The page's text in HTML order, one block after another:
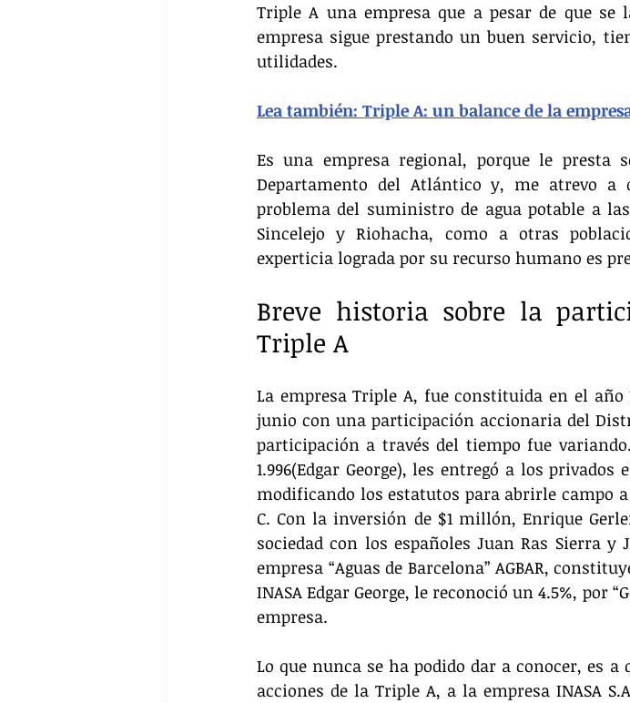
Triple A una empresa que a pesar de que se
empresa sigue prestando un buen servicio,
utilidades.
Lea también: Triple A: un balance de la
Es una empresa regional, porque le presta
Departamento del Atlántico y, me atrevo a
problema del suministro de agua potable a
Sincelejo y Riohacha, como a otras
experticia lograda por su recurso humano es
Breve historia sobre la
Triple A
La empresa Triple A, fue constituida en el año
junio con una participación accionaria del
participación a través del tiempo fue
1.996(Edgar George), les entregó a los
modificando los estatutos para abrirle campo
C. Con la inversión de $1 millón, Enrique
sociedad con los españoles Juan Ras Sierra
empresa “Aguas de Barcelona” AGBAR,
INASA Edgar George, le reconoció un 4.5%, por
empresa.
Lo que nunca se ha podido dar a conocer, es a
acciones de la Triple A, a la empresa INASA